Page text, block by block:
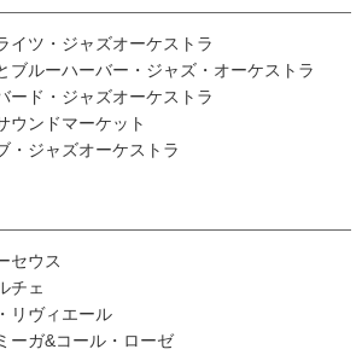
ツ・ジャズオーケストラ
ルーハーバー・ジャズ・オーケストラ
ド・ジャズオーケストラ
ンドマーケット
ジャズオーケストラ
セウス
チェ
リヴィエール
ガ&コール・ローゼ